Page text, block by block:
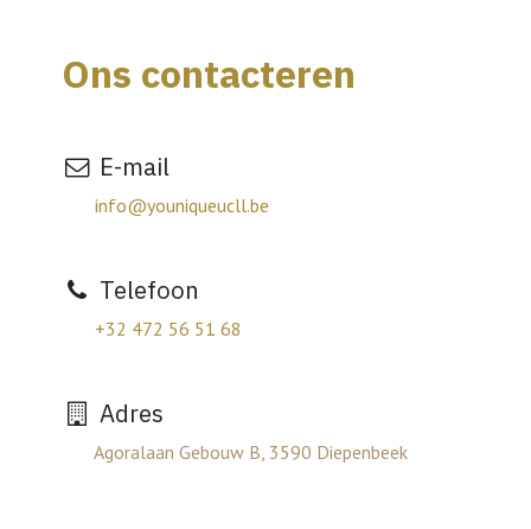
Ons contacteren
E-mail
info@youniqueucll.be
Telefoon
+32 472 56 51 68
Adres
Agoralaan Gebouw B, 3590 Diepenbeek